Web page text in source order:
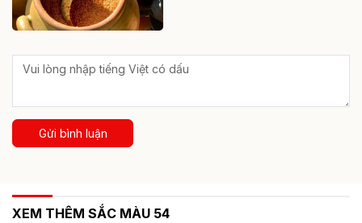
Gửi bình luận
XEM THÊM SẮC MÀU 54